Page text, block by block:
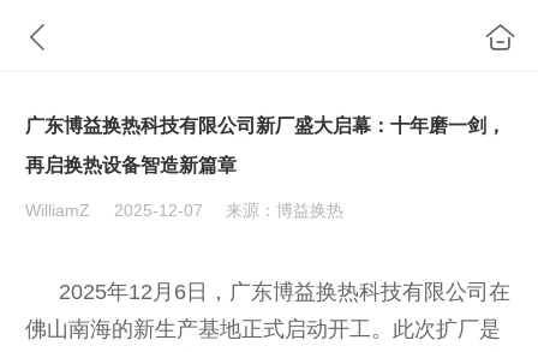
广东博益换热科技有限公司新厂盛大启幕：十年磨一剑，
再启换热设备智造新篇章
WilliamZ 2025-12-07 来源：博益换热
2025年12月6日，广东博益换热科技有限公司在
佛山南海的新生产基地正式启动开工。此次扩厂是